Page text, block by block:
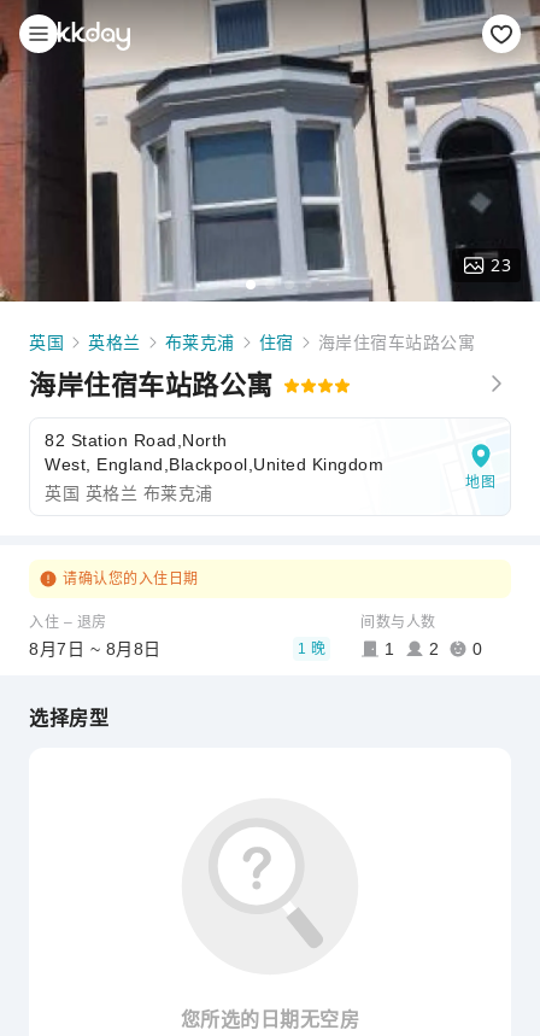
23
英国 英格兰 布莱克浦 住宿 海岸住宿车站路公寓
海岸住宿车站路公寓
82 Station Road,North
West, England,Blackpool,United Kingdom
英国 英格兰 布莱克浦
地图
请确认您的入住日期
入住 – 退房
8月7日 ~ 8月8日 1 晚
间数与人数
1 2 0
选择房型
您所选的日期无空房